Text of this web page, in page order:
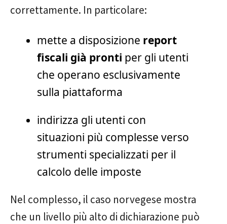
correttamente. In particolare:
mette a disposizione report
fiscali già pronti per gli utenti
che operano esclusivamente
sulla piattaforma
indirizza gli utenti con
situazioni più complesse verso
strumenti specializzati per il
calcolo delle imposte
Nel complesso, il caso norvegese mostra
che un livello più alto di dichiarazione può